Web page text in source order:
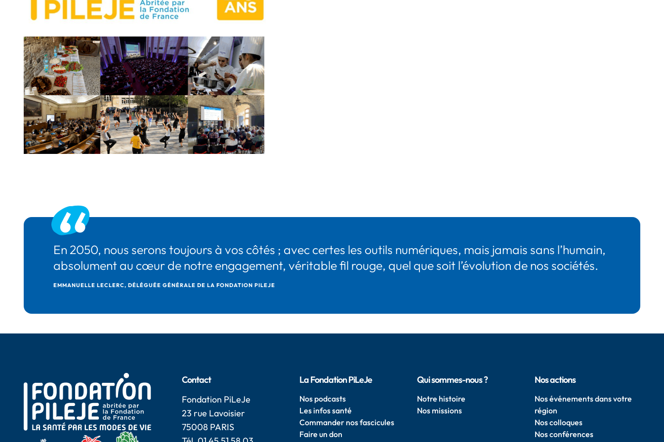
En 2050, nous serons toujours à vos côtés ; avec certes les outils numériques, mais jamais sans l’humain,
absolument au cœur de notre engagement, véritable fil rouge, quel que soit l’évolution de nos sociétés.
EMMANUELLE LECLERC, DÉLÉGUÉE GÉNÉRALE DE LA FONDATION PILEJE
Contact
Fondation PiLeJe
23 rue Lavoisier
75008 PARIS
La Fondation PiLeJe
Nos podcasts
Les infos santé
Commander nos fascicules
Faire un don
Qui sommes-nous ?
Notre histoire
Nos missions
Nos actions
Nos événements dans votre
région
Nos colloques
Nos conférences